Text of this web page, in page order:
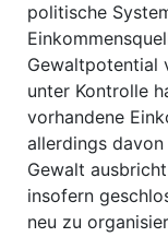
politische
Gewaltpotential
unter Kontrolle
vorhandene
allerdings
Gewalt
insofern
neu zu